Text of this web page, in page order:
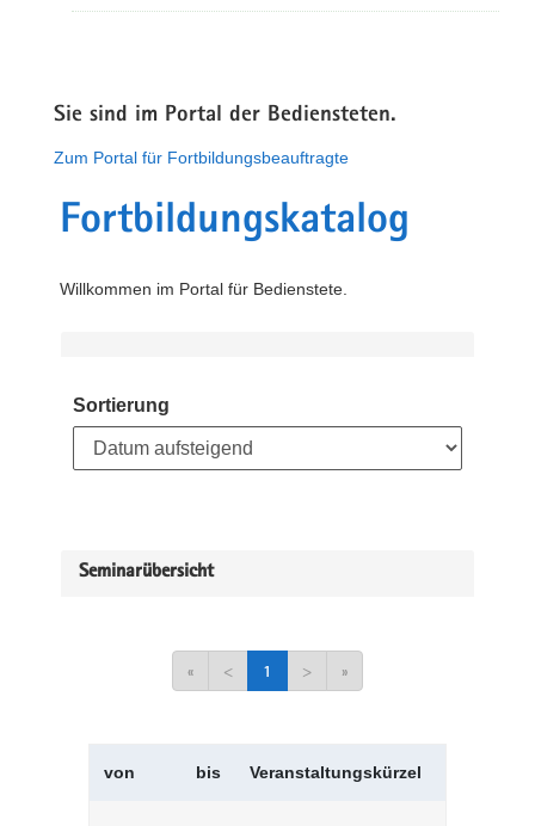
Sie sind im Portal der Bediensteten.
Zum Portal für Fortbildungsbeauftragte
Fortbildungskatalog
Willkommen im Portal für Bedienstete.
Sortierung
Seminarübersicht
« < 1 > »
von bis Veranstaltungskürzel